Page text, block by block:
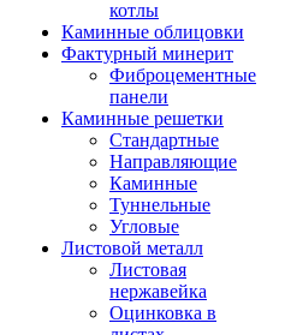
котлы
Каминные облицовки
Фактурный минерит
Фиброцементные
панели
Каминные решетки
Стандартные
Направляющие
Каминные
Туннельные
Угловые
Листовой металл
Листовая
нержавейка
Оцинковка в